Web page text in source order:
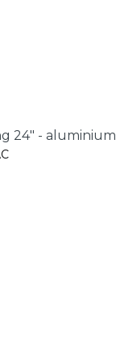
24" - aluminium